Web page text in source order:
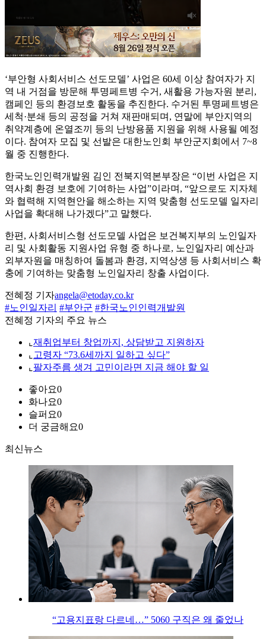
‘부안형 사회서비스 선도모델’ 사업은 60세 이상 참여자가 지
역 내 거점을 방문해 투명페트병 수거, 새활용 가능자원 분리,
캠페인 등의 환경보호 활동을 추진한다. 수거된 투명페트병은
세척·분쇄 등의 공정을 거쳐 재판매되며, 연말에 부안지역의
취약계층에 온열조끼 등의 난방용품 지원을 위해 사용될 예정
이다. 참여자 모집 및 선발은 대한노인회 부안군지회에서 7~8
월 중 진행한다.
한국노인인력개발원 김인 전북지역본부장은 “이번 사업은 지
역사회 환경 보호에 기여하는 사업”이라며, “앞으로도 지자체
와 협력해 지역현안을 해소하는 지역 맞춤형 선도모델 일자리
사업을 확대해 나가겠다”고 말했다.
한편, 사회서비스형 선도모델 사업은 보건복지부의 노인일자
리 및 사회활동 지원사업 유형 중 하나로, 노인일자리 예산과
외부자원을 매칭하여 돌봄과 환경, 지역상생 등 사회서비스 확
충에 기여하는 맞춤형 노인일자리 창출 사업이다.
전혜정 기자angela@etoday.co.kr
#노인일자리 #부안군 #한국노인인력개발원
전혜정 기자의 주요 뉴스
⌞ 재취업부터 창업까지, 상담받고 지원하자
⌞ 고령자 “73.6세까지 일하고 싶다”
⌞ 팔자주름 생겨 고민이라면 지금 해야 할 일
좋아요0
화나요0
슬퍼요0
더 궁금해요0
최신뉴스
“고용지표랑 다르네…” 5060 구직은 왜 줄었나